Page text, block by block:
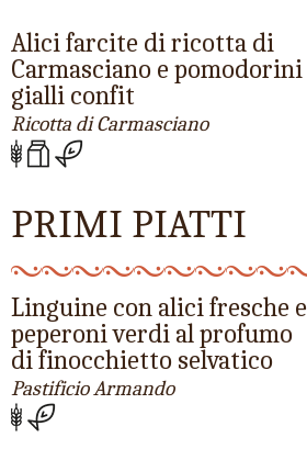
Alici farcite di ricotta di
Carmasciano e pomodorini
gialli confit
Ricotta di Carmasciano
PRIMI PIATTI
Linguine con alici fresche e
peperoni verdi al profumo
di finocchietto selvatico
Pastificio Armando